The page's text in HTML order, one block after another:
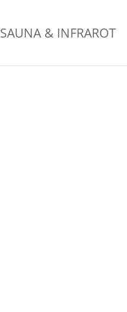
SAUNA & INFRAROT